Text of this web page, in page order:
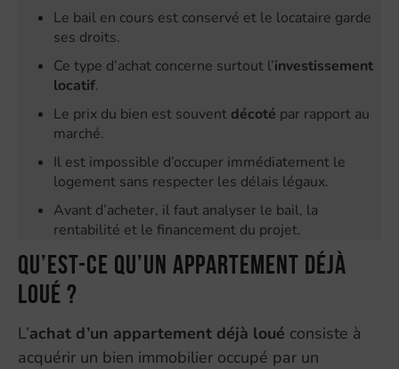
Le bail en cours est conservé et le locataire garde
ses droits.
Ce type d’achat concerne surtout l’investissement
locatif.
Le prix du bien est souvent décoté par rapport au
marché.
Il est impossible d’occuper immédiatement le
logement sans respecter les délais légaux.
Avant d’acheter, il faut analyser le bail, la
rentabilité et le financement du projet.
Qu’est-ce qu’un appartement déjà
loué ?
L’achat d’un appartement déjà loué consiste à
acquérir un bien immobilier occupé par un